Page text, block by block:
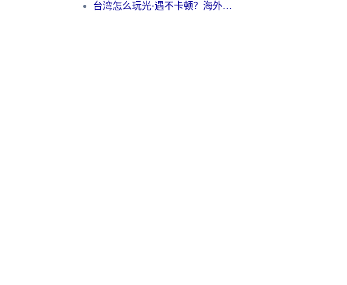
台湾怎么玩光·遇不卡顿？海外党国服游戏加速终极攻略（附实测体验）